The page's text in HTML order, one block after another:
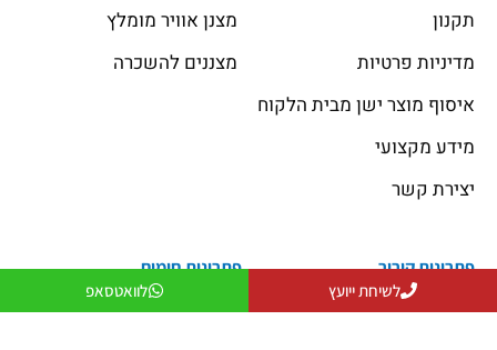
תקנון
מדיניות פרטיות
איסוף מוצר ישן מבית הלקוח
מידע מקצועי
יצירת קשר
מצנן אוויר מומלץ
מצננים להשכרה
פתרונות קירור
פתרונות קירור
פתרונות חימום
פתרונות חימום
לשיחת ייועץ לוואטסאפ